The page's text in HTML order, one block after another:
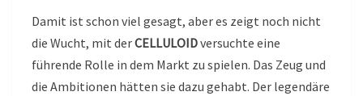
Damit ist schon viel gesagt, aber es zeigt noch nicht
die Wucht, mit derCELLULOIDversuchte eine
führende Rolle in dem Markt zu spielen. Das Zeug und
die Ambitionen hätten sie dazu gehabt. Der legendäre